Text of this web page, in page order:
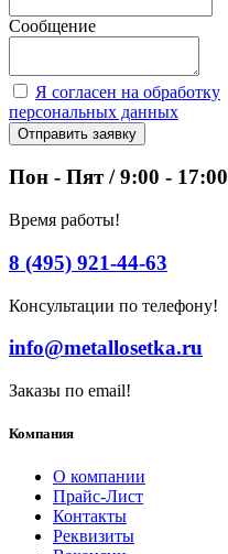
Сообщение
Я согласен на обработку
персональных данных
Отправить заявку
Пон - Пят / 9:00 - 17:00
Время работы!
8 (495) 921-44-63
Консультации по телефону!
info@metallosetka.ru
Заказы по email!
Компания
О компании
Прайс-Лист
Контакты
Реквизиты